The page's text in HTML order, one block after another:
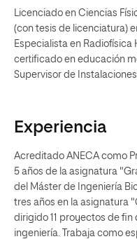
Licenciado en Ciencias
(con tesis de licenciatura)
Especialista en Radiofísica
certificado en educación
Supervisor de
Experiencia
Acreditado ANECA como
5 años de la asignatura
del Máster de Ingeniería
tres años en la asignatura
dirigido 11 proyectos de
ingeniería. Trabaja como